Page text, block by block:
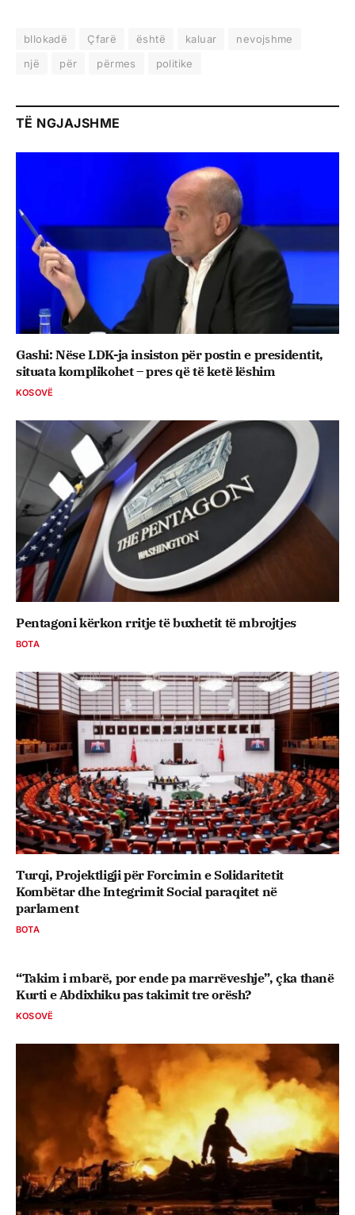
bllokadë Çfarë është kaluar
nevojshme
një
për përmes politike
TË NGJAJSHME
Gashi: Nëse LDK-ja insiston për postin e presidentit,
situata komplikohet – pres që të ketë lëshim
KOSOVË
Pentagoni kërkon rritje të buxhetit të mbrojtjes
BOTA
Turqi, Projektligji për Forcimin e Solidaritetit
Kombëtar dhe Integrimit Social paraqitet në
parlament
BOTA
“Takim i mbarë, por ende pa marrëveshje”, çka thanë
Kurti e Abdixhiku pas takimit tre orësh?
KOSOVË